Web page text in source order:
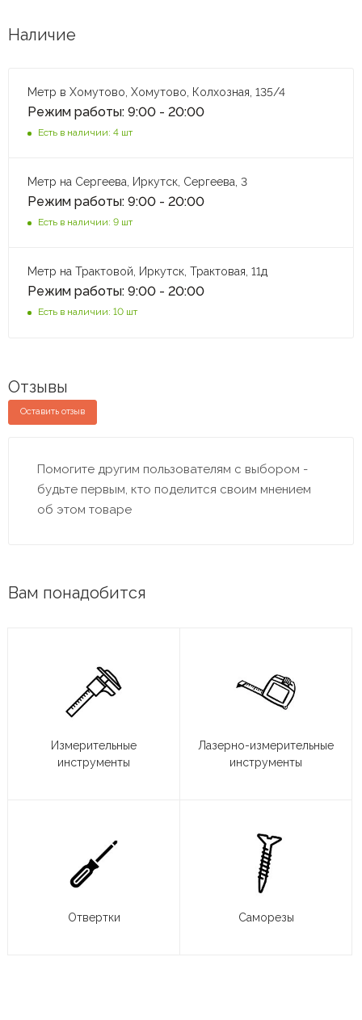
Наличие
Метр в Хомутово, Хомутово, Колхозная, 135/4
Режим работы: 9:00 - 20:00
Есть в наличии: 4 шт
Метр на Сергеева, Иркутск, Сергеева, 3
Режим работы: 9:00 - 20:00
Есть в наличии: 9 шт
Метр на Трактовой, Иркутск, Трактовая, 11д
Режим работы: 9:00 - 20:00
Есть в наличии: 10 шт
Отзывы
Оставить отзыв
Помогите другим пользователям с выбором -
будьте первым, кто поделится своим мнением
об этом товаре
Вам понадобится
Измерительные
инструменты
Лазерно-измерительные
инструменты
Отвертки Саморезы